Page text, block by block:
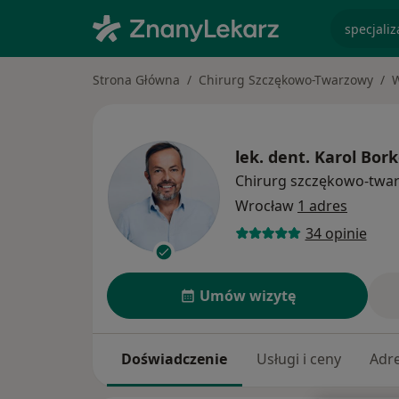
Strona Główna Chirurg Szczękowo-Twarzowy
lek. dent. Karol
Chirurg szczękowo-
Wrocław 1 adres
34 opinie
Umów wizytę
Doświadczenie Usługi i ceny